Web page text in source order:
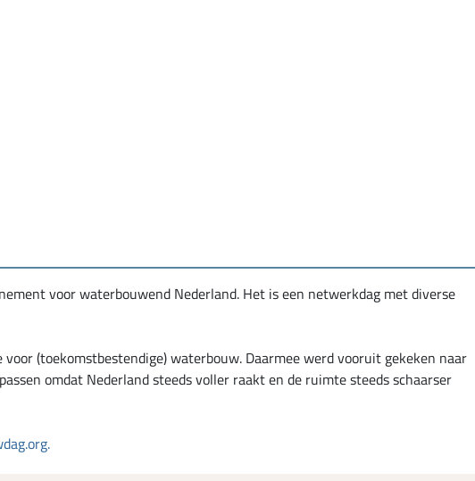
voor waterbouwend Nederland. Het is een netwerkdag met diverse
(toekomstbestendige) waterbouw. Daarmee werd vooruit gekeken naar
omdat Nederland steeds voller raakt en de ruimte steeds schaarser